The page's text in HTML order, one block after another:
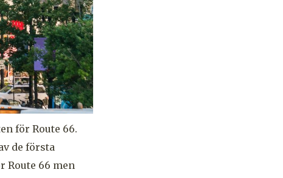
för Route 66.
de första
Route 66 men